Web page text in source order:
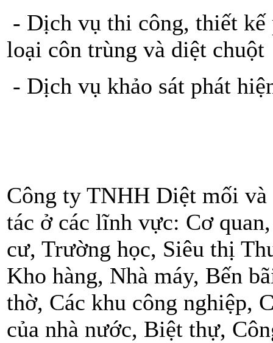
- Dịch vụ thi công, thiết kế
loại côn trùng và diệt chuột
- Dịch vụ khảo sát phát
Công ty TNHH Diệt mối
tác ở các lĩnh vực: Cơ
cư, Trường học, Siêu thị
Kho hàng, Nhà máy, Bến
thờ, Các khu công nghiệp,
của nhà nước, Biệt thự,